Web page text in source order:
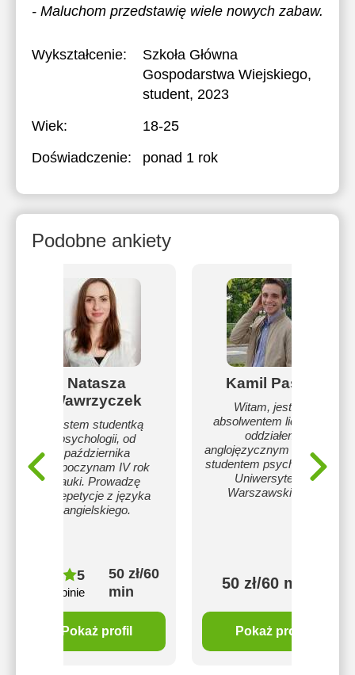
- Maluchom przedstawię wiele nowych zabaw.
Wykształcenie:
Szkoła Główna
Gospodarstwa Wiejskiego,
student, 2023
Wiek:
18-25
Doświadczenie:
ponad 1 rok
Podobne ankiety
Natasza
Wawrzyczek
Jestem studentką
psychologii, od
października
rozpoczynam IV rok
nauki. Prowadzę
korepetycje z języka
angielskiego.
5
2 opinie
50 zł/60
min
Pokaż profil
Kamil Paśko
Witam, jestem
absolwentem liceum z
oddziałem
anglojęzycznym i obecnie
studentem psychologii na
Uniwersytecie
Warszawskim. :)
50 zł/60 min
Pokaż profil